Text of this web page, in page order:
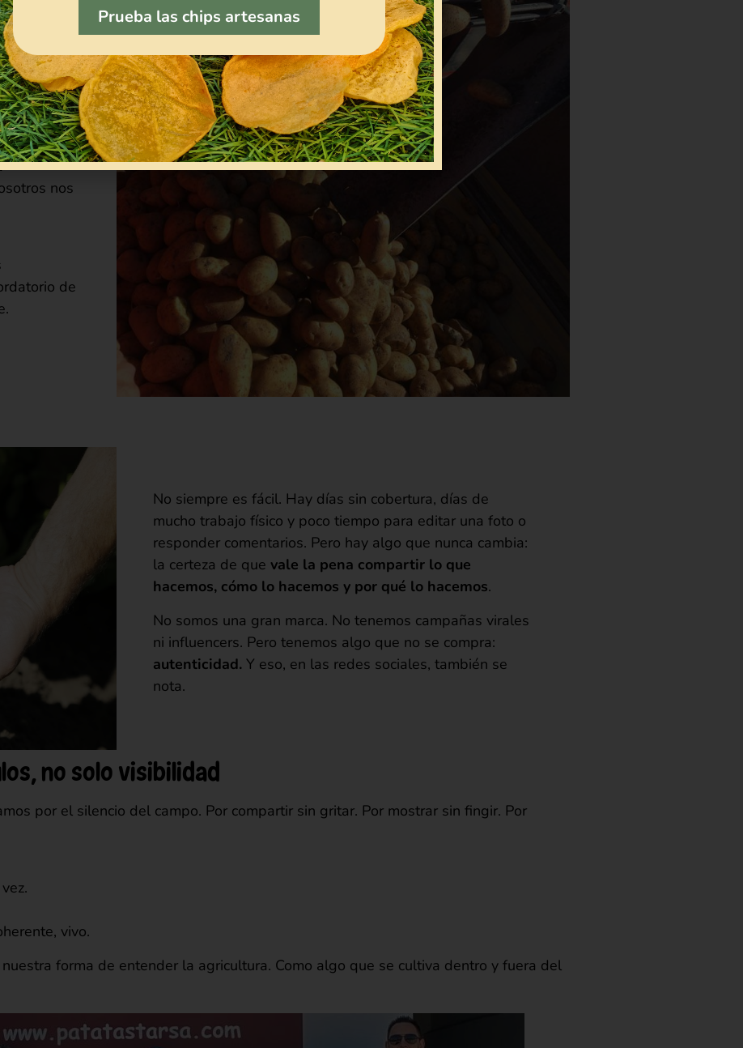
ni
por un
nos
de
No siempre es fácil. Hay días sin cobertura, días de
mucho trabajo físico y poco tiempo para editar una foto o
responder comentarios. Pero hay algo que nunca cambia:
la certeza de que vale la pena compartir lo que
hacemos, cómo lo hacemos y por qué lo hacemos.
No somos una gran marca. No tenemos campañas virales
ni influencers. Pero tenemos algo que no se compra:
autenticidad.Y eso, en las redes sociales, también se
nota.
no solo visibilidad
por el silencio del campo. Por compartir sin gritar. Por mostrar sin fingir. Por
vivo.
forma de entender la agricultura. Como algo que se cultiva dentro y fuera del
Prueba las chips artesanas